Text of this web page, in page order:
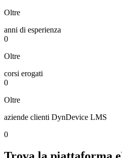
Oltre
anni di esperienza
0
Oltre
corsi erogati
0
Oltre
aziende clienti DynDevice LMS
0